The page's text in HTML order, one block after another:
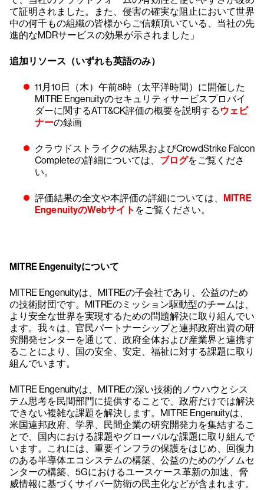
て証明されました。また、侵害の確実な阻止において世界
中の何千もの組織の皆様からご信頼頂いている、当社の先
進的なMDRサービスの効果が示されました」
追加リソース（いずれも英語のみ）
11月10日（木）午前8時（太平洋時間）に開催した
MITRE Engenuityのセキュリティサービスプロバイ
ダーに関するATT&CK評価の概要を説明する ウェビ
ナーの録画
クラウドストライクの結果およびCrowdStrike Falcon
Completeの詳細については、 ブログをご覧くださ
い。
評価結果の全文や本評価の詳細については、 MITRE
EngenuityのWebサイト をご覧ください。
MITRE Engenuityについて
MITRE Engenuityは、MITREの子会社であり、公益のため
の技術財団です。MITREのミッション駆動型のチームは、
より安全な世界を実現するための問題解決に取り組んでい
ます。我々は、官民パートナーシップと連邦政府出資の研
究開発センターを通じて、政府全体および産業界と連携す
ることにより、国の安全、安定、福祉に対する課題に取り
組んでいます。
MITRE Engenuityは、MITREの深い技術的ノウハウとシス
テム思考を民間部門に提供することで、政府だけでは解決
できない複雑な課題を解決します。MITRE Engenuityは、
米国連邦政府、学界、民間企業の研究開発力を集結するこ
とで、国内における課題やグローバルな課題に取り組んで
います。これには、重要インフラの保護をはじめ、回復力
のある半導体エコシステムの構築、公益のためのゲノムセ
ンターの構築、5Gにおけるユースケース革新の加速、脅
威情報に基づくサイバー防衛の民主化などが含まれます。